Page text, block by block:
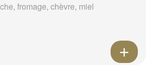
fromage, chèvre, miel